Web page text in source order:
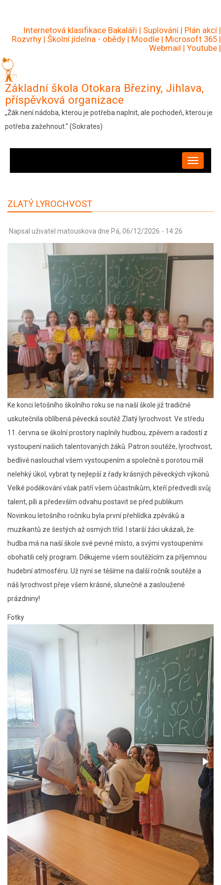
hlavnímuInternetová klasifikace Bakaláři | Suplování | Plán akcí |
Rozvrhy | Školní jídelna - obědy | Moodle | Microsoft 365 |
Webmail | Youtube |
Základní škola Otokara Březiny, Jihlava,
příspěvková organizace
„Žák není nádoba, kterou je potřeba naplnit, ale pochodeň, kterou je
potřeba zažehnout.“ (Sokrates)
ZLATÝ LYROCHVOST
Napsal uživatel matouskova dne Pá, 06/12/2026 - 14:26
Ke konci letošního školního roku se na naší škole již tradičně
uskutečnila oblíbená pěvecká soutěž Zlatý lyrochvost. Ve středu
11. června se školní prostory naplnily hudbou, zpěvem a radostí z
vystoupení našich talentovaných žáků. Patron soutěže, lyrochvost,
bedlivě naslouchal všem vystoupením a společně s porotou měl
nelehký úkol, vybrat ty nejlepší z řady krásných pěveckých výkonů.
Velké poděkování však patří všem účastníkům, kteří předvedli svůj
talent, píli a především odvahu postavit se před publikum.
Novinkou letošního ročníku byla první přehlídka zpěváků a
muzikantů ze šestých až osmých tříd. I starší žáci ukázali, že
hudba má na naší škole své pevné místo, a svými vystoupeními
obohatili celý program. Děkujeme všem soutěžícím za příjemnou
hudební atmosféru. Už nyní se těšíme na další ročník soutěže a
náš lyrochvost přeje všem krásné, slunečné a zasloužené
prázdniny!
Fotky